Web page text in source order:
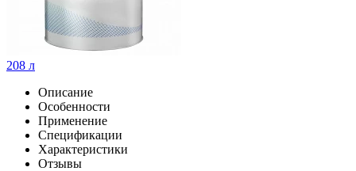
208 л
Описание
Особенности
Применение
Спецификации
Характеристики
Отзывы